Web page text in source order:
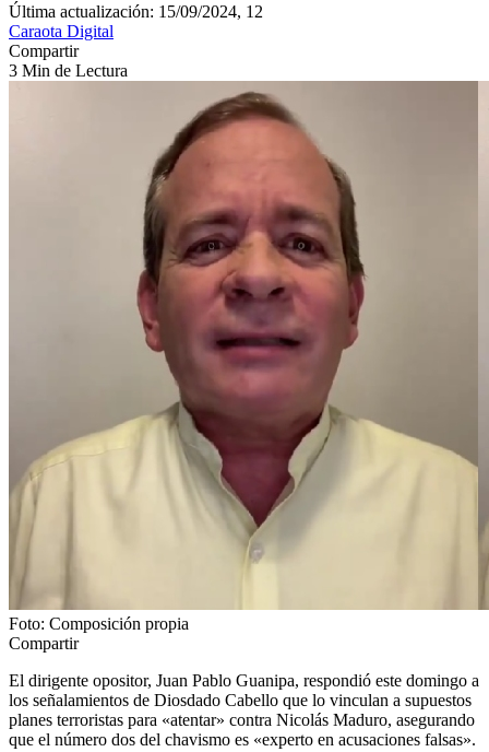
Última actualización: 15/09/2024, 12
Caraota Digital
Compartir
3 Min de Lectura
Foto: Composición propia
Compartir
El dirigente opositor, Juan Pablo Guanipa, respondió este domingo a
los señalamientos de Diosdado Cabello que lo vinculan a supuestos
planes terroristas para «atentar» contra Nicolás Maduro, asegurando
que el número dos del chavismo es «experto en acusaciones falsas».